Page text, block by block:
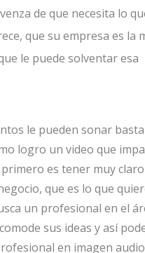
de que necesita lo
que su empresa es la
le puede solventar esa
le pueden sonar
logro un video que
es tener muy
que es lo que
un profesional en el
sus ideas y así
en imagen